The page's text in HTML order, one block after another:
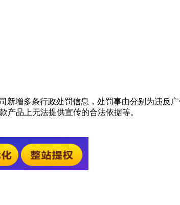
增多条行政处罚信息，处罚事由分别为违反
产品上无法提供宣传的合法依据等。